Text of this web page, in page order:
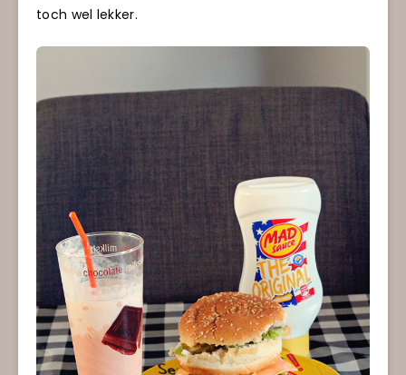
toch wel lekker.